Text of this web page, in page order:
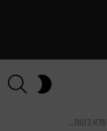
SKIN